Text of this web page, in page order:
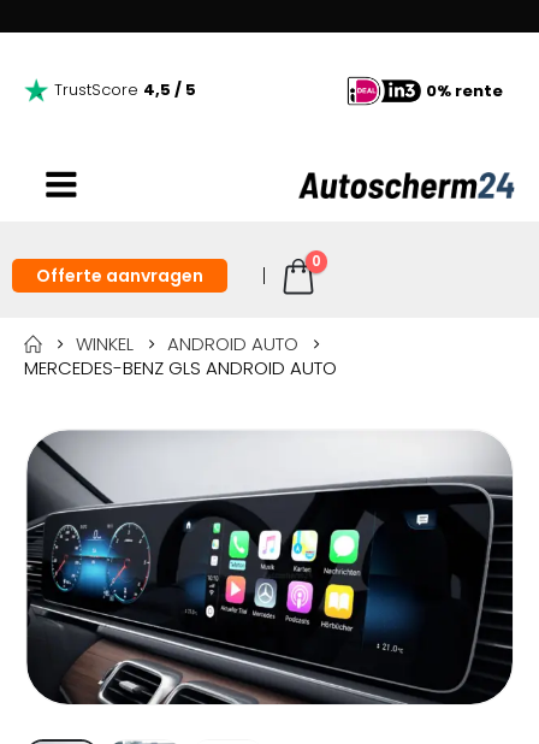
TrustScore 4,5 / 5 0% rente
Offerte aanvragen
0
WINKEL
ANDROID AUTO
MERCEDES-BENZ GLS ANDROID AUTO